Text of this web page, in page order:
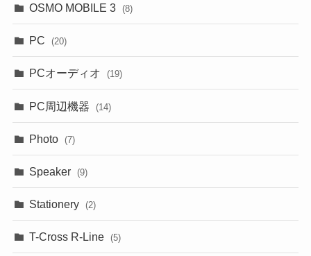
OSMO MOBILE 3 (8)
PC (20)
PCオーディオ (19)
PC周辺機器 (14)
Photo (7)
Speaker (9)
Stationery (2)
T-Cross R-Line (5)